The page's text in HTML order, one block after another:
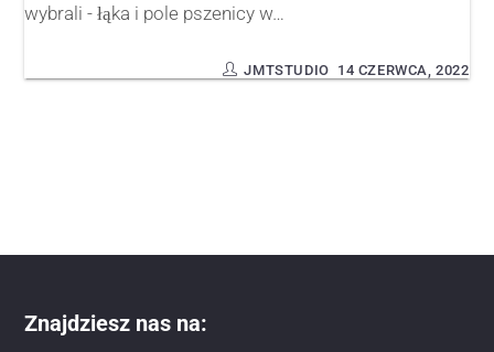
wybrali - łąka i pole pszenicy w…
14 CZERWCA, 2022
JMTSTUDIO
Znajdziesz nas na: